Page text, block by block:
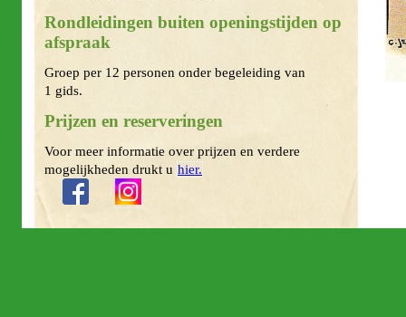
Rondleidingen buiten openingstijden op
afspraak
Groep per 12 personen onder begeleiding van
1 gids.
Prijzen en reserveringen
Voor meer informatie over prijzen en verdere
mogelijkheden drukt u hier.